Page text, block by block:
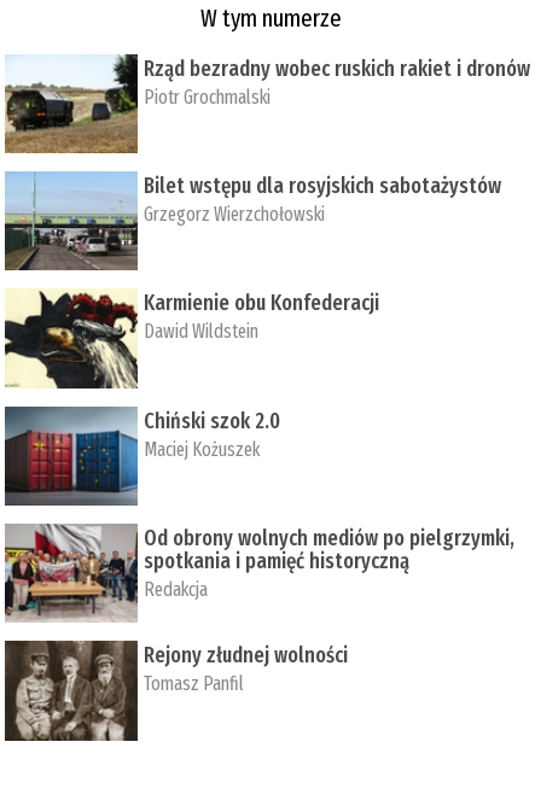
W tym numerze
Rząd bezradny wobec ruskich rakiet i dronów
Piotr Grochmalski
Bilet wstępu dla rosyjskich sabotażystów
Grzegorz Wierzchołowski
Karmienie obu Konfederacji
Dawid Wildstein
Chiński szok 2.0
Maciej Kożuszek
Od obrony wolnych mediów po pielgrzymki,
spotkania i pamięć historyczną
Redakcja
Rejony złudnej wolności
Tomasz Panfil